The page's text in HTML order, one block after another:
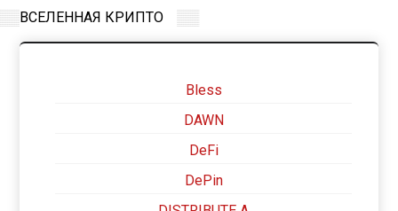
ВСЕЛЕННАЯ КРИПТО
Bless
DAWN
DeFi
DePin